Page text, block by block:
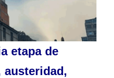
etapa de
austeridad,